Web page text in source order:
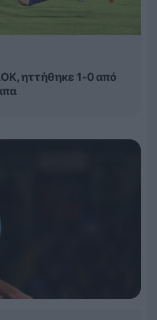
ηττήθηκε 1-0 από